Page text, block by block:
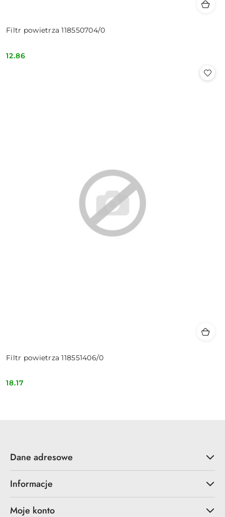
Filtr powietrza 118550704/0
Cena:
12.86
Filtr powietrza 118551406/0
Cena:
18.17
Dane adresowe
Informacje
Moje konto